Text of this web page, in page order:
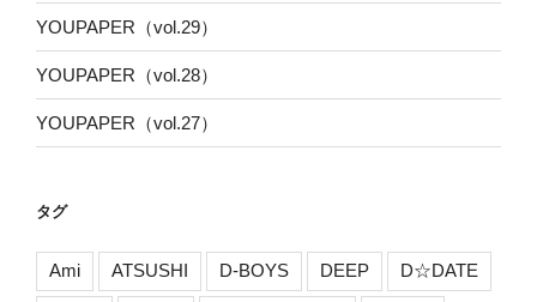
YOUPAPER（vol.29）
YOUPAPER（vol.28）
YOUPAPER（vol.27）
タグ
Ami ATSUSHI D-BOYS DEEP D☆DATE